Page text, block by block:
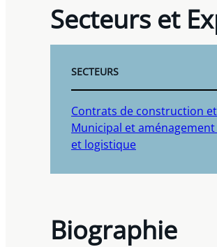
Secteurs et
SECTEURS
Contrats de construction
Municipal et
et logistique
Biographie